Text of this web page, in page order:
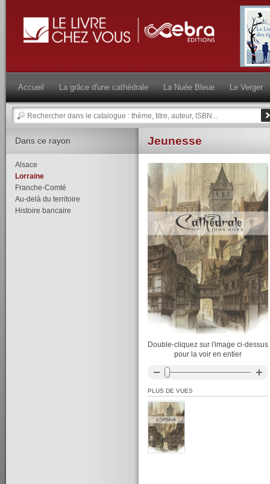
Accueil La grâce d'une cathédrale La Nuée Bleue Le Verger
Jeunesse
Double-cliquez sur l'image ci-dessus
pour la voir en entier
PLUS DE VUES
Dans ce rayon
Alsace
Lorraine
Franche-Comté
Au-delà du territoire
Histoire bancaire